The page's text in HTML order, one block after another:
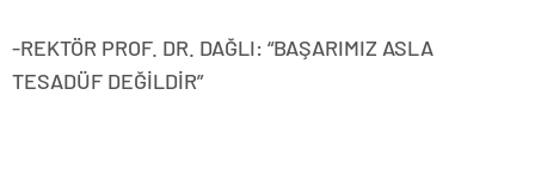
-REKTÖR PROF. DR. DAĞLI: “BAŞARIMIZ ASLA
TESADÜF DEĞİLDİR”